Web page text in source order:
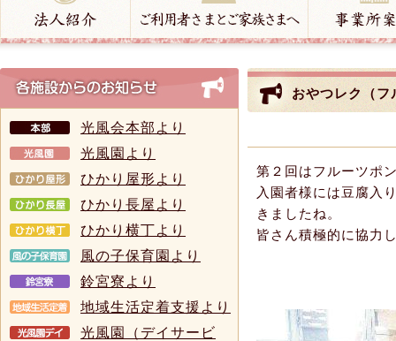
光風会本部より
光風園より
ひかり屋形より
ひかり長屋より
ひかり横丁より
風の子保育園より
鈴宮寮より
地域生活定着支援より
光風園（デイサービ
おやつレク（フ
第２回はフルーツポ
入園者様には豆腐入
きましたね。
皆さん積極的に協力